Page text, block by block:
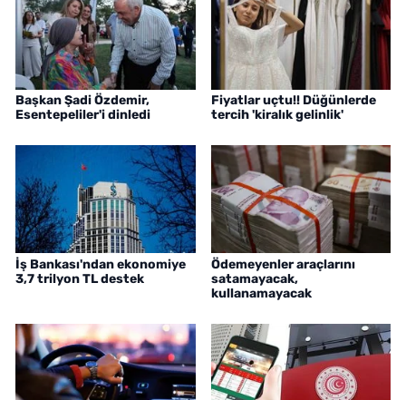
Başkan Şadi Özdemir,
Esentepeliler'i dinledi
Fiyatlar uçtu!! Düğünlerde
tercih 'kiralık gelinlik'
İş Bankası'ndan ekonomiye
3,7 trilyon TL destek
Ödemeyenler araçlarını
satamayacak,
kullanamayacak